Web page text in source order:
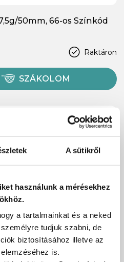
A sütikről
használunk a mérésekhez
a tartalmainkat és a neked
tudjuk szabni, de
biztosításához illetve az
is.
50mm, 66-os Színkód
Raktáron
SZÁKOLOM